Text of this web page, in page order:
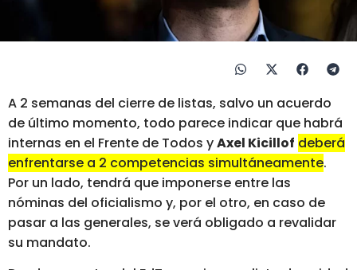
A 2 semanas del cierre de listas, salvo un acuerdo
de último momento, todo parece indicar que habrá
internas en el Frente de Todos yAxel Kicillof deberá
enfrentarse a 2 competencias simultáneamente.
Por un lado, tendrá que imponerse entre las
nóminas del oficialismo y, por el otro, en caso de
pasar a las generales, se verá obligado a revalidar
su mandato.